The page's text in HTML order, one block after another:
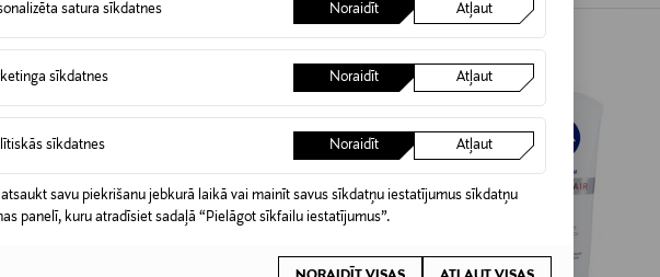
satura sīkdatnes Noraidīt Atļaut
sīkdatnes Noraidīt Atļaut
sīkdatnes Noraidīt Atļaut
atsaukt savu piekrišanu jebkurā laikā vai mainīt savus sīkdatņu iestatījumus sīkdatņu
panelī, kuru atradīsiet sadaļā “Pielāgot sīkfailu iestatījumus”.